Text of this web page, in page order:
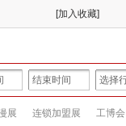
[加入收藏]
展 连锁加盟展 工博会